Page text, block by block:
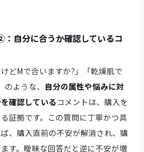
自分に合うか確認しているコ
けどMで合いますか?」「乾燥肌で
ような、 自分の属性や悩みに対
確認しているコメントは、購入を
証拠です。この質問に丁寧かつ具
、購入直前の不安が解消され、購
す。曖昧な回答だと逆に不安が増